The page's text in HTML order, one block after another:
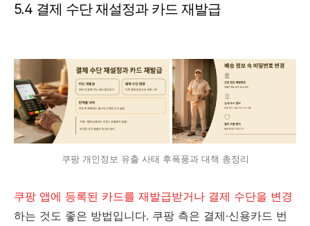
5.4 결제 수단 재설정과 카드 재발급
쿠팡 개인정보 유출 사태 후폭풍과 대책 총정리
쿠팡 앱에 등록된 카드를 재발급받거나 결제 수단을 변경
하는 것도 좋은 방법입니다. 쿠팡 측은 결제·신용카드 번